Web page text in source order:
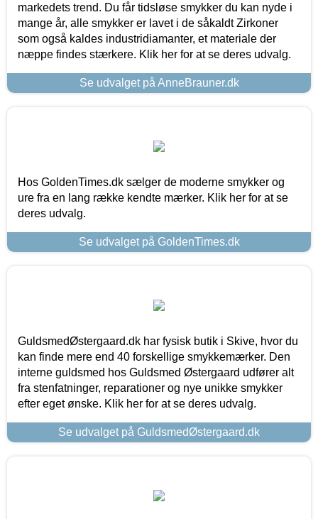
markedets trend. Du får tidsløse smykker du kan nyde i
mange år, alle smykker er lavet i de såkaldt Zirkoner
som også kaldes industridiamanter, et materiale der
næppe findes stærkere. Klik her for at se deres udvalg.
Se udvalget på AnneBrauner.dk
Hos GoldenTimes.dk sælger de moderne smykker og
ure fra en lang række kendte mærker. Klik her for at se
deres udvalg.
Se udvalget på GoldenTimes.dk
GuldsmedØstergaard.dk har fysisk butik i Skive, hvor du
kan finde mere end 40 forskellige smykkemærker. Den
interne guldsmed hos Guldsmed Østergaard udfører alt
fra stenfatninger, reparationer og nye unikke smykker
efter eget ønske. Klik her for at se deres udvalg.
Se udvalget på GuldsmedØstergaard.dk